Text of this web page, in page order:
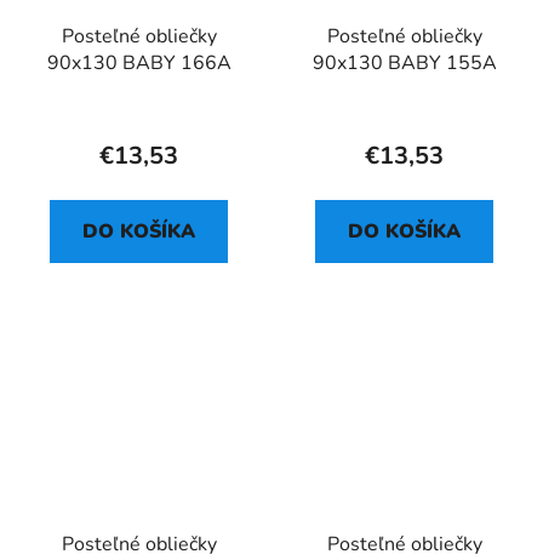
Posteľné obliečky
90x130 BABY 166A
€13,53
DO KOŠÍKA
Posteľné obliečky
90x130 BABY 155A
€13,53
DO KOŠÍKA
Posteľné obliečky
Posteľné obliečky